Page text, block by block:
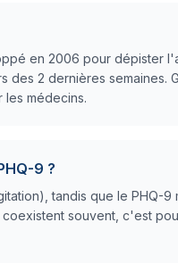
en 2006 pour dépister
des 2 dernières semaines.
les médecins.
9 ?
tandis que le PHQ-9
souvent, c'est